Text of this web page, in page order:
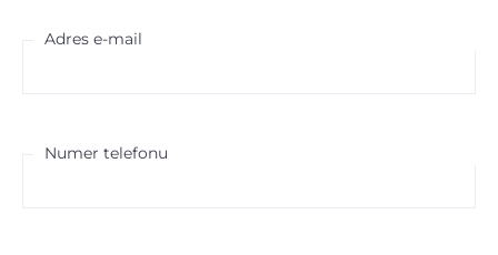
Adres e-mail
Numer telefonu